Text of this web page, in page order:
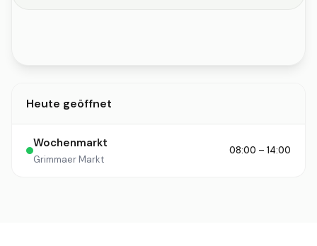
Heute geöffnet
Wochenmarkt
Grimmaer Markt
08:00 – 14:00